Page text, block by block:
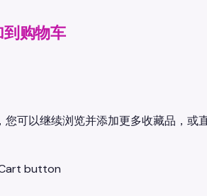
购物车
可以继续浏览并添加更多收藏品，或直